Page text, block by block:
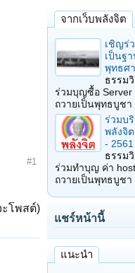
#1
ะโพสต์)
จากเว็บพลังจิต
เชิญร่
เป็นฐ
พุทธศ
ธรรม
ร่วมบุญซื้อ Server
ถวายเป็นพุทธบูชา
ร่วมบ
พลังจิ
-
ธรรม
ร่วมทำบุญ ค่า
ถวายเป็นพุทธบูช
แชร์หน้านี้
แนะนำ